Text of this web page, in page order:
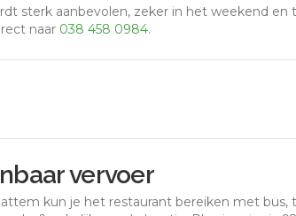
sterk aanbevolen, zeker in het weekend en
naar 038 458 0984.
vervoer
kun je het restaurant bereiken met bus,